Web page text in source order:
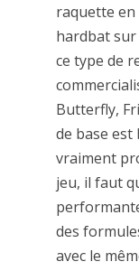
raquette en
hardbat
ce type de
Butterfly,
de base est
vraiment
jeu, il faut
des
avec le